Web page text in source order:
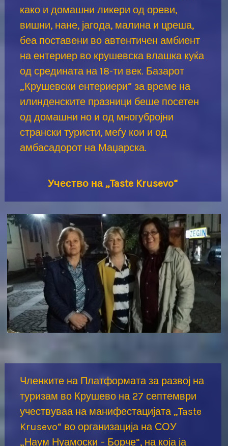
како и домашни ликери од ореви,
вишни, нане, јагода, малина и цреша,
беа поставени во автентичен амбиент
на ентериер во крушевска влашка куќа
од средината на 18-ти век. Базарот
„Крушевски ентериери“ за време на
илинденските празници беше посетен
од домашни но и од многубројни
странски туристи, меѓу кои и од
амбасадорот на Маџарска.
Учество на „Taste Krusevo“
Членките на Платформата за развој на
туризам во Крушево на 27 септември
учествуваа на манифестацијата „Taste
Krusevo“ во организација на СОУ
„Наум Нуамоски – Борче“, на која ја